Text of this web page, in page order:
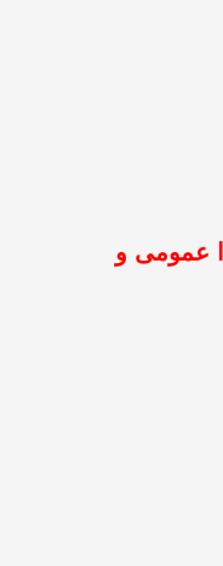
عمومی و